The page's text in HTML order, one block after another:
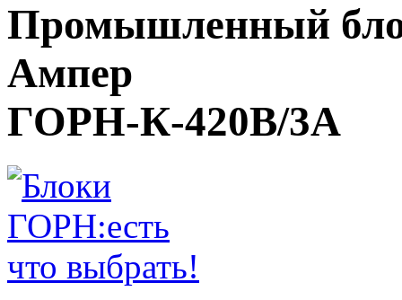
Промышленный
Ампер
ГОРН-К-420В/3А